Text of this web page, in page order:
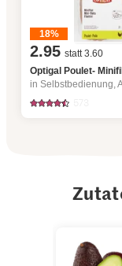
18%
2.95 statt 3.60
Optigal Poulet-